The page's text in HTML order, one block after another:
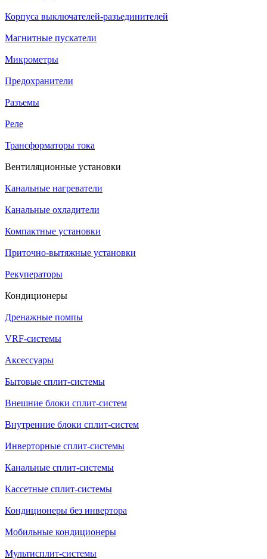
Корпуса выключателей-разъединителей
Магнитные пускатели
Микрометры
Предохранители
Разъемы
Реле
Трансформаторы тока
Вентиляционные установки
Канальные нагреватели
Канальные охладители
Компактные установки
Приточно-вытяжные установки
Рекуператоры
Кондиционеры
Дренажные помпы
VRF-системы
Аксессуары
Бытовые сплит-системы
Внешние блоки сплит-систем
Внутренние блоки сплит-систем
Инверторные сплит-системы
Канальные сплит-системы
Кассетные сплит-системы
Кондиционеры без инвертора
Мобильные кондиционеры
Мультисплит-системы